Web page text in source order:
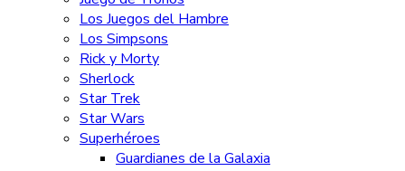
Los Juegos del Hambre
Los Simpsons
Rick y Morty
Sherlock
Star Trek
Star Wars
Superhéroes
Guardianes de la Galaxia